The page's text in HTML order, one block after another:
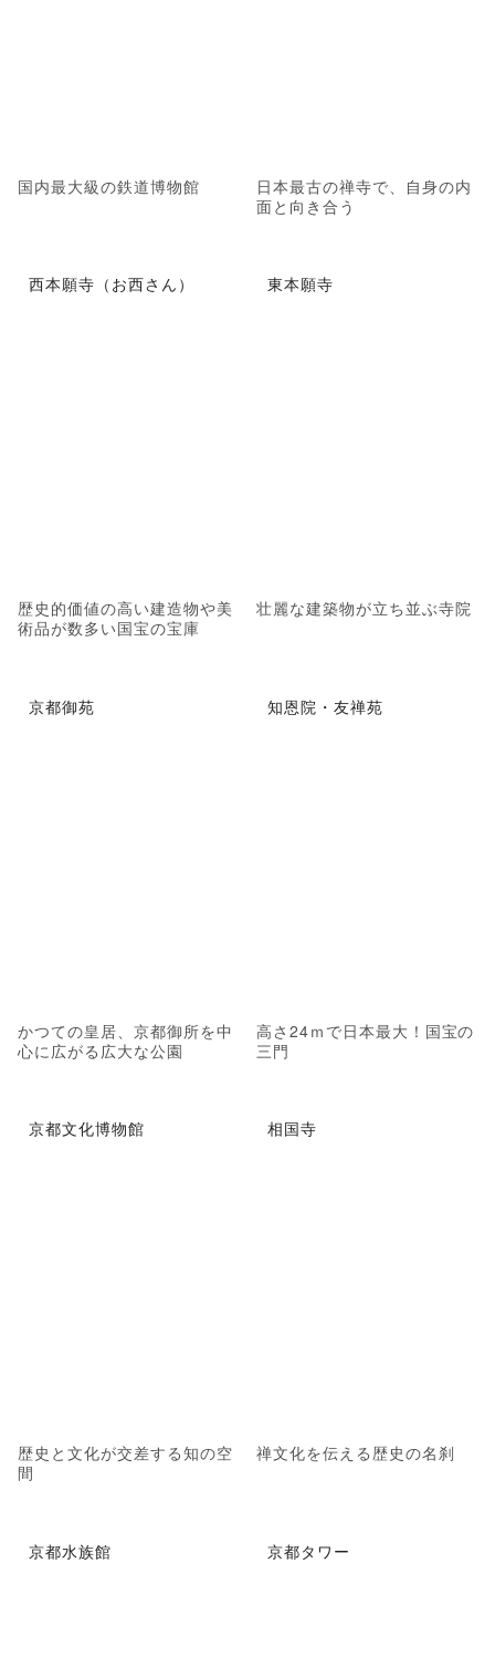
国内最大級の鉄道博物館
日本最古の禅寺で、自身の内
面と向き合う
西本願寺（お西さん）
歴史的価値の高い建造物や美
術品が数多い国宝の宝庫
東本願寺
壮麗な建築物が立ち並ぶ寺院
京都御苑
かつての皇居、京都御所を中
心に広がる広大な公園
知恩院・友禅苑
高さ24ｍで日本最大！国宝の
三門
京都文化博物館
歴史と文化が交差する知の空
間
相国寺
禅文化を伝える歴史の名刹
京都水族館 京都タワー